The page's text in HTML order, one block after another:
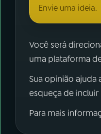
Envie uma ideia.
Você será
uma plataforma
Sua opinião ajuda
esqueça de
Para mais